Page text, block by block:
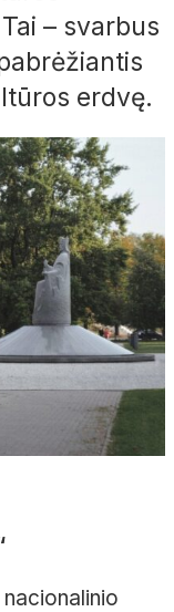
– svarbus
erdvę.